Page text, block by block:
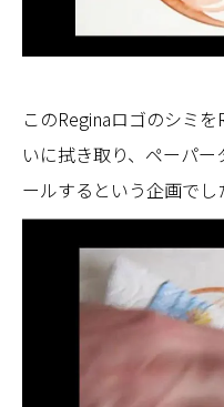
このReginaロゴのシミ
いに拭き取り、ペーパ
ールするという企画でし